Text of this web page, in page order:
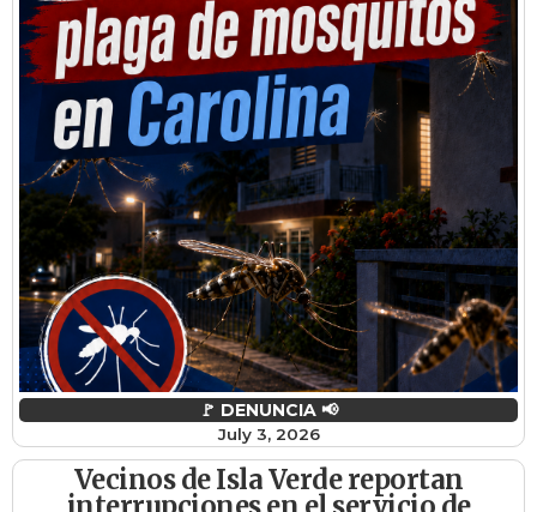
🚩 DENUNCIA 📢
July 3, 2026
Vecinos de Isla Verde reportan